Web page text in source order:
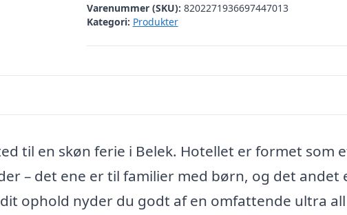
Varenummer (SKU): 8202271936697447013
Kategori: Produkter
til en skøn ferie i Belek. Hotellet er formet som
– det ene er til familier med børn, og det andet
ophold nyder du godt af en omfattende ultra all